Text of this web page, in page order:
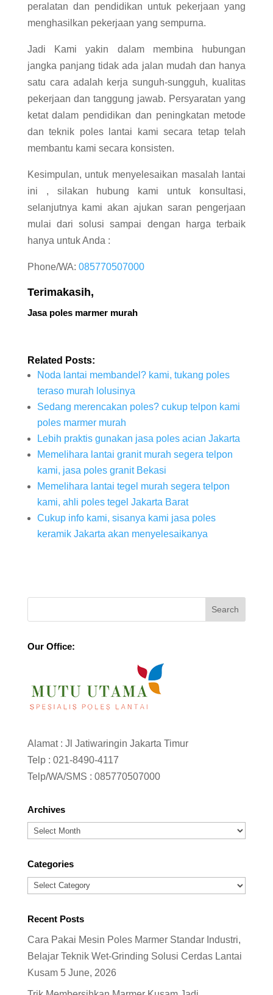
peralatan dan pendidikan untuk pekerjaan yang
menghasilkan pekerjaan yang sempurna.
Jadi Kami yakin dalam membina hubungan
jangka panjang tidak ada jalan mudah dan hanya
satu cara adalah kerja sunguh-sungguh, kualitas
pekerjaan dan tanggung jawab. Persyaratan yang
ketat dalam pendidikan dan peningkatan metode
dan teknik poles lantai kami secara tetap telah
membantu kami secara konsisten.
Kesimpulan, untuk menyelesaikan masalah lantai
ini , silakan hubung kami untuk konsultasi,
selanjutnya kami akan ajukan saran pengerjaan
mulai dari solusi sampai dengan harga terbaik
hanya untuk Anda :
Phone/WA: 085770507000
Terimakasih,
Jasa poles marmer murah
Related Posts:
Noda lantai membandel? kami, tukang poles
teraso murah lolusinya
Sedang merencakan poles? cukup telpon kami
poles marmer murah
Lebih praktis gunakan jasa poles acian Jakarta
Memelihara lantai granit murah segera telpon
kami, jasa poles granit Bekasi
Memelihara lantai tegel murah segera telpon
kami, ahli poles tegel Jakarta Barat
Cukup info kami, sisanya kami jasa poles
keramik Jakarta akan menyelesaikanya
Our Office:
Alamat : Jl Jatiwaringin Jakarta Timur
Telp : 021-8490-4117
Telp/WA/SMS : 085770507000
Archives
Archives
Categories
Categories
Recent Posts
Cara Pakai Mesin Poles Marmer Standar Industri,
Belajar Teknik Wet-Grinding Solusi Cerdas Lantai
Kusam 5 June, 2026